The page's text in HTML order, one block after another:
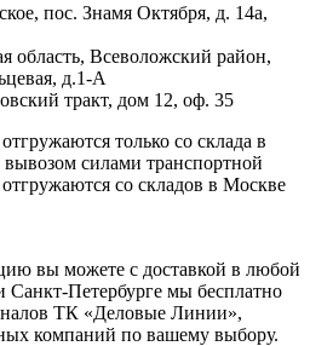
пос. Знамя Октября, д. 14а,
область, Всеволожский район,
д.1-А
тракт, дом 12, оф. 35
только со склада в
силами транспортной
со складов в Москве
вы можете с доставкой в любой
Петербурге мы бесплатно
ТК «Деловые Линии»,
компаний по вашему выбору.